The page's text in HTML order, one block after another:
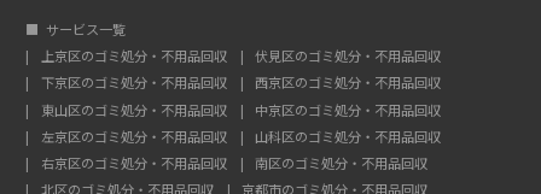
サービス一覧
上京区のゴミ処分・不用品回収
伏見区のゴミ処分・不用品回収
下京区のゴミ処分・不用品回収
西京区のゴミ処分・不用品回収
東山区のゴミ処分・不用品回収
中京区のゴミ処分・不用品回収
左京区のゴミ処分・不用品回収
山科区のゴミ処分・不用品回収
右京区のゴミ処分・不用品回収
南区のゴミ処分・不用品回収
北区のゴミ処分・不用品回収
京都市のゴミ処分・不用品回収